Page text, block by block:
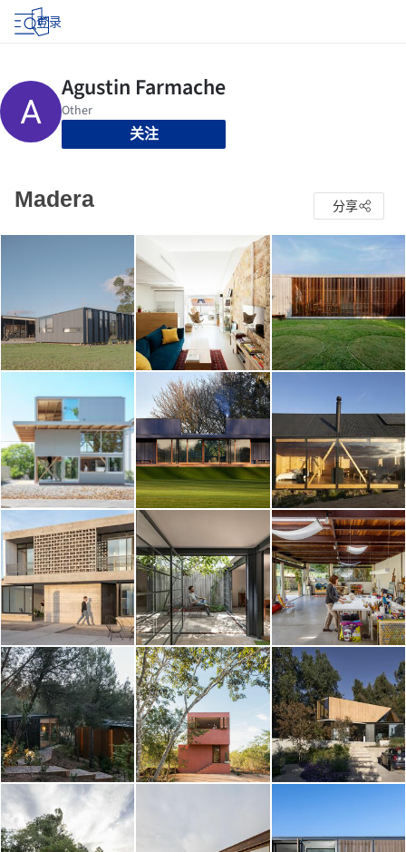
登录
关注
Madera 分享